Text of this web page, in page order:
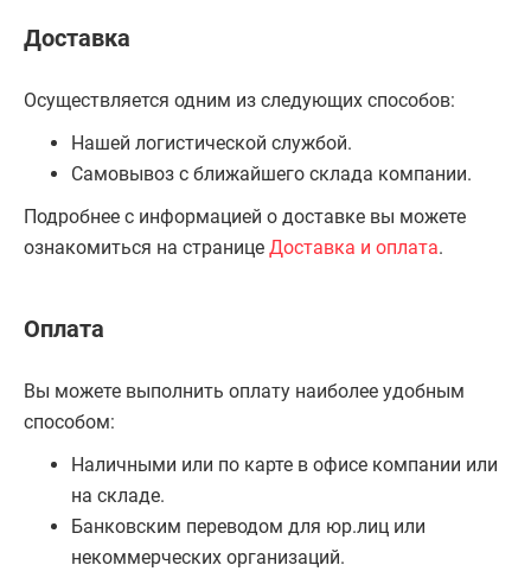
Доставка
Осуществляется одним из следующих способов:
Нашей логистической службой.
Самовывоз с ближайшего склада компании.
Подробнее с информацией о доставке вы можете
ознакомиться на странице Доставка и оплата.
Оплата
Вы можете выполнить оплату наиболее удобным
способом:
Наличными или по карте в офисе компании или
на складе.
Банковским переводом для юр.лиц или
некоммерческих организаций.